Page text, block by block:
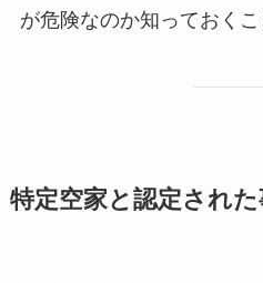
が危険なのか知っておくこ
特定空家と認定され